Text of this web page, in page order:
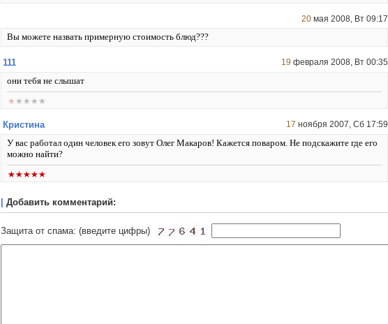
20 мая 2008, Вт 09:17
Вы можете назвать примерную стоимость блюд???
111 19 февраля 2008, Вт 00:35
они тебя не слышат
Кристина 17 ноября 2007, Сб 17:59
У вас работал один человек его зовут Олег Макаров! Кажется поваром. Не подскажите где его
можно найти?
Добавить комментарий:
Защита от спама: (введите цифры)